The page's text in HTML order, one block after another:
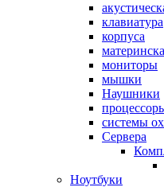
клавиатура
корпуса
мониторы
мышки
Наушники
системы
Сервера
Ноутбуки